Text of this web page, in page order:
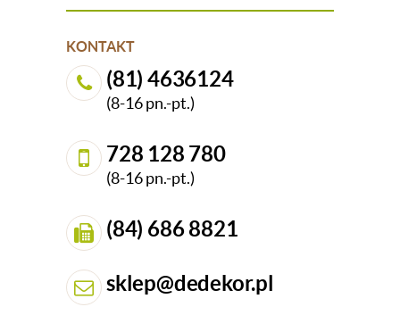
KONTAKT
(81) 4636124
(8-16 pn.-pt.)
728 128 780
(8-16 pn.-pt.)
(84) 686 8821
sklep@dedekor.pl